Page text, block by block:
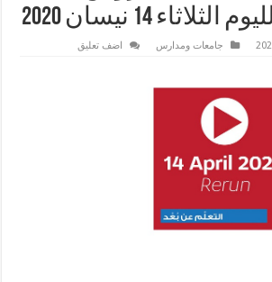
14 نيسان 2020
جامعات ومدارس اضف تعليق